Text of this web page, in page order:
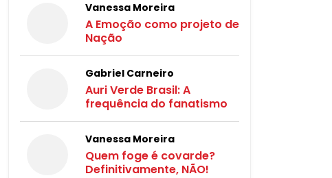
Vanessa Moreira
A Emoção como projeto de
Nação
Gabriel Carneiro
Auri Verde Brasil: A
frequência do fanatismo
Vanessa Moreira
Quem foge é covarde?
Definitivamente, NÃO!